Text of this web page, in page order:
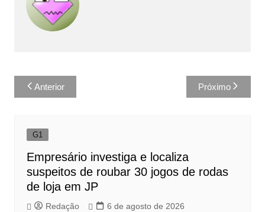
Navegação
de
Anterior Próximo
G1
Empresário investiga e localiza
suspeitos de roubar 30 jogos de rodas
de loja em JP
Redação 6 de agosto de 2026